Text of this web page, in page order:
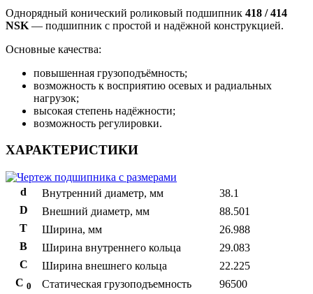
Однорядный конический роликовый подшипник 418 / 414
NSK — подшипник с простой и надёжной конструкцией.
Основные качества:
повышенная грузоподъёмность;
возможность к восприятию осевых и радиальных
нагрузок;
высокая степень надёжности;
возможность регулировки.
ХАРАКТЕРИСТИКИ
d Внутренний диаметр, мм
38.1
D
Внешний диаметр, мм
88.501
T
Ширина, мм
26.988
B
Ширина внутреннего кольца
29.083
С
Ширина внешнего кольца
22.225
С 0 Статическая грузоподъемность
96500